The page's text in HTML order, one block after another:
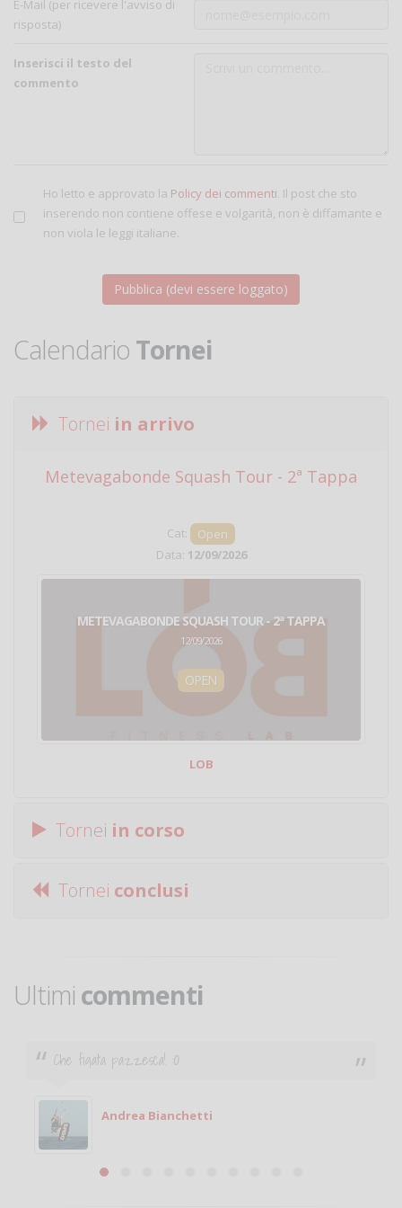
E-Mail (per ricevere l'avviso di
risposta)
Inserisci il testo del
commento
Ho letto e approvato la Policy dei commenti. Il post che sto
inserendo non contiene offese e volgarità, non è diffamante e
non viola le leggi italiane.
Calendario Tornei
Tornei in arrivo
Metevagabonde Squash Tour - 2ª Tappa
Cat:
Open
Data: 12/09/2026
METEVAGABONDE SQUASH TOUR - 2ª TAPPA
12/09/2026
OPEN
LOB
Tornei in corso
Tornei conclusi
Ultimi commenti
Ciao. Sono a Treviglio da poco e vorrei tornare a
Michele
Michele Miglionico